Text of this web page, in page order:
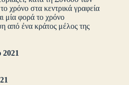
χρόνο στα κεντρικά γραφεία
μία φορά το χρόνο
από ένα κράτος μέλος της